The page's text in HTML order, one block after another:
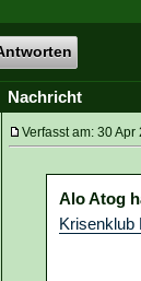
Nachricht
Verfasst am: 30
Alo Atog
Krisenklub